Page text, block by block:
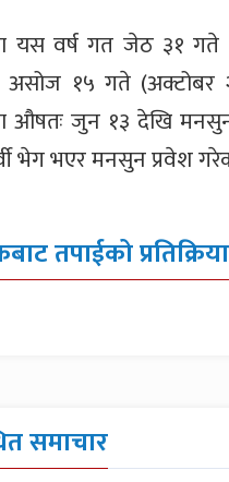
यस वर्ष गत जेठ ३१ गते
असोज १५ गते (अक्टोबर
औषतः जुन १३ देखि
भेग भएर मनसुन प्रवेश
तपाईको प्रतिक्रिया
समाचार